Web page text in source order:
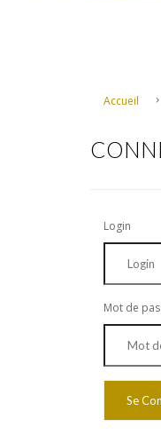
Accueil
Login
Mot de
Se